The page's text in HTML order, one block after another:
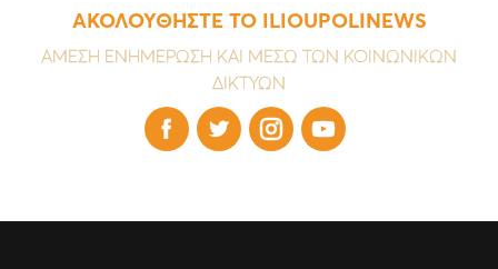
ΑΚΟΛΟΥΘΗΣΤΕ ΤΟ ILIOUPOLINEWS
ΑΜΕΣΗ ΕΝΗΜΕΡΩΣΗ ΚΑΙ ΜΕΣΩ ΤΩΝ ΚΟΙΝΩΝΙΚΩΝ
ΔΙΚΤΥΩΝ
   